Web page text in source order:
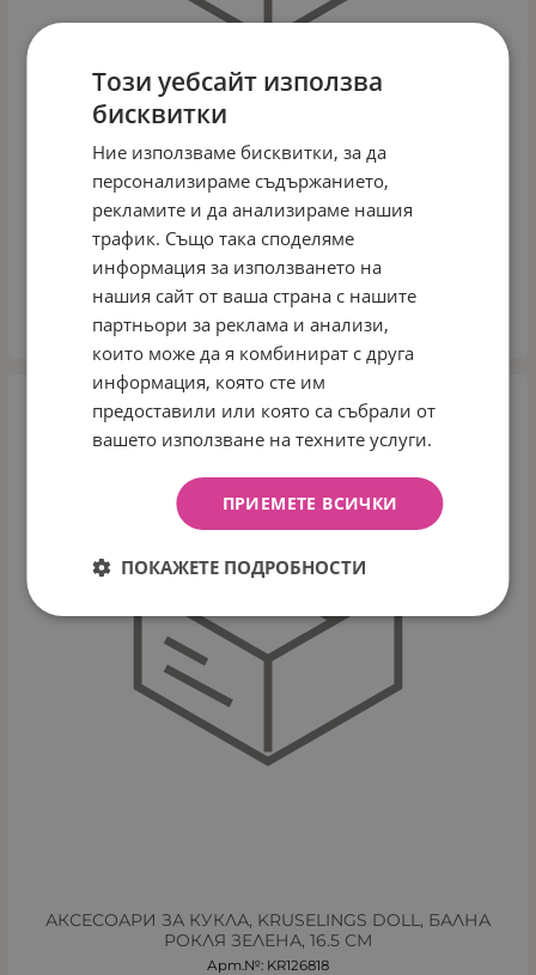
АКСЕСОАРИ ЗА КУКЛА, KRUSELINGS DOLL, БАЛНА
РОКЛЯ БЕЖОВА, 16.5 СМ
Арт.№: KR126820
22.96 € / 44.91 лв.
КУПИ
АКСЕСОАРИ ЗА КУКЛА, KRUSELINGS DOLL, БАЛНА
РОКЛЯ ЗЕЛЕНА, 16.5 СМ
Арт.№: KR126818
Този уебсайт използва
бисквитки
Ние използваме бисквитки, за да
персонализираме съдържанието,
рекламите и да анализираме нашия
трафик. Също така споделяме
информация за използването на
нашия сайт от ваша страна с нашите
партньори за реклама и анализи,
които може да я комбинират с друга
информация, която сте им
предоставили или която са събрали от
вашето използване на техните услуги.
ПРИЕМЕТЕ ВСИЧКИ
ПОКАЖЕТЕ ПОДРОБНОСТИ